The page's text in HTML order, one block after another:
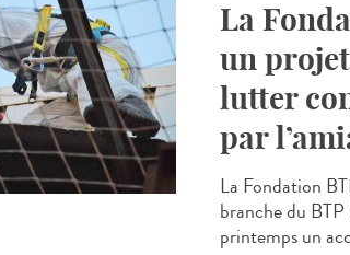
La
un
lutter
par
La Fondation
branche du
printemps un